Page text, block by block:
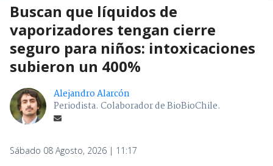
Buscan que líquidos de
vaporizadores tengan cierre
seguro para niños: intoxicaciones
subieron un 400%
Alejandro Alarcón
Periodista. Colaborador de BioBioChile.
Sábado 08 Agosto, 2026 | 11:17